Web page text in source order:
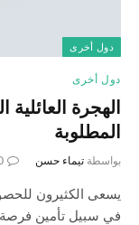
دول أخرى
دول أخرى
الهجرة
المطلوبة
بواسطة تيماء حسن
يسعى الكثيرون
في سبيل تأمين